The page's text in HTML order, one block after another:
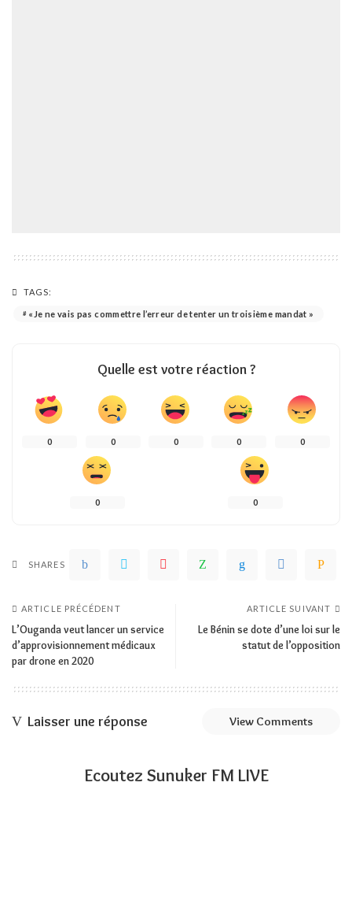
TAGS:
«Je ne vais pas commettre l’erreur de tenter un troisième mandat »
Quelle est votre réaction ?
0 0 0 0 0
0 0
SHARES
ARTICLE PRÉCÉDENT
L’Ouganda veut lancer un service
d’approvisionnement médicaux
par drone en 2020
ARTICLE SUIVANT
Le Bénin se dote d’une loi sur le
statut de l’opposition
Laisser une réponse View Comments
Ecoutez Sunuker FM LIVE